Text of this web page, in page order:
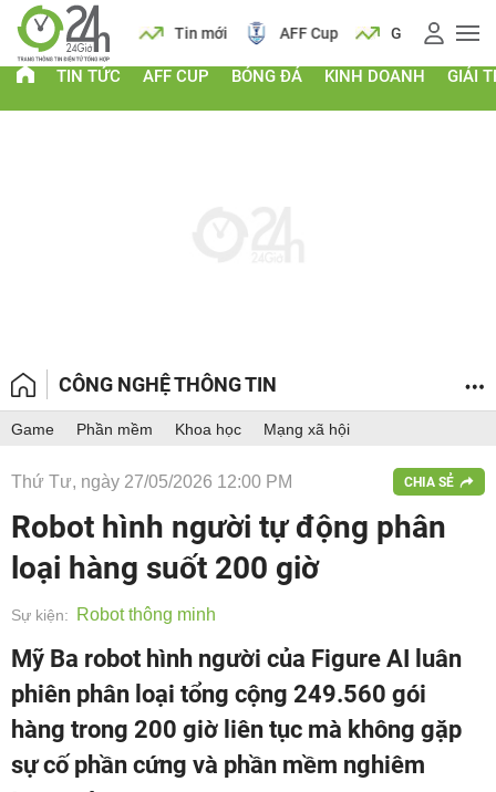
Lịch Tin mới AFF Cup Giá vàng
TIN TỨC AFF CUP BÓNG ĐÁ KINH DOANH GIẢI
CÔNG NGHỆ THÔNG TIN
Game Phần mềm Khoa học Mạng xã hội
Thứ Tư, ngày 27/05/2026 12:00 PM CHIA SẺ
Robot hình người tự động phân
loại hàng suốt 200 giờ
Sự kiện: Robot thông minh
Mỹ Ba robot hình người của Figure AI luân
phiên phân loại tổng cộng 249.560 gói
hàng trong 200 giờ liên tục mà không gặp
sự cố phần cứng và phần mềm nghiêm